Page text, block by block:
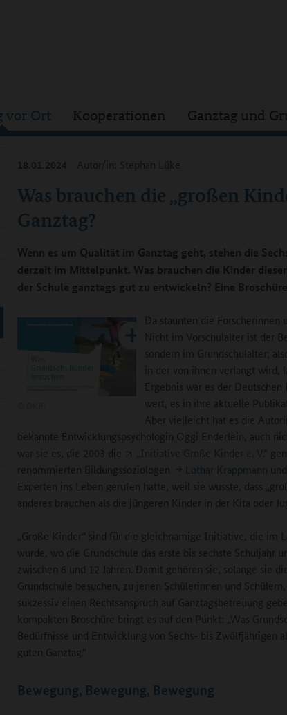
vor Ort Kooperationen Ganztag und
Was brauchen die „großen
Ganztag?
18.01.2024 Autor/in: Stephan Lüke
Wenn es um Qualität im Ganztag geht, stehen die
derzeit im Mittelpunkt. Was brauchen die Kinder
der Schule ganztags gut zu entwickeln? Eine
Da staunten die Forscherinnen
Nicht im Vorschulalter ist der
sondern im Grundschulalter;
in der von ihnen verlangt wird,
Ergebnis war es der
wert, es in ihre aktuelle
Aber vielleicht hat es die
bekannte Entwicklungspsychologin Oggi Enderlein, auch
war sie es, die 2003 die
„Initiative Große Kinder e. V.“
renommierten Bildungssoziologen
Lothar Krappmann
Experten ins Leben gerufen hatte, weil sie wusste, dass
anderes brauchen als die jüngeren Kinder in der Kita oder
„Große Kinder“ sind für die gleichnamige Initiative, die im
wurde, wo die Grundschule das erste bis sechste Schuljahr
zwischen 6 und 12 Jahren. Damit gehören sie, solange sie
Grundschule besuchen, zu jenen Schülerinnen und
sukzessiv einen Rechtsanspruch auf Ganztagsbetreuung
kompakten Broschüre bringt es auf den Punkt: „Was
Bedürfnisse und Entwicklung von Sechs- bis Zwölfjährigen
guten Ganztag.“
Bewegung, Bewegung, Bewegung